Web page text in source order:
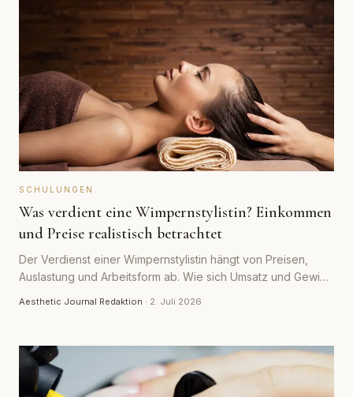
SCHULUNGEN
Was verdient eine Wimpernstylistin? Einkommen
und Preise realistisch betrachtet
Der Verdienst einer Wimpernstylistin hängt von Preisen,
Auslastung und Arbeitsform ab. Wie sich Umsatz und Gewinn
Aesthetic Journal Redaktion · 2. Juli 2026